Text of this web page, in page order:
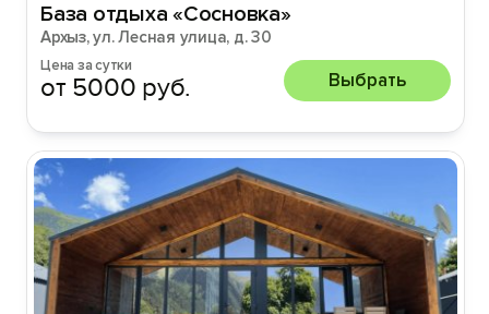
База отдыха «Сосновка»
Архыз, ул. Лесная улица, д. 30
Цена за сутки
от 5000 руб. Выбрать